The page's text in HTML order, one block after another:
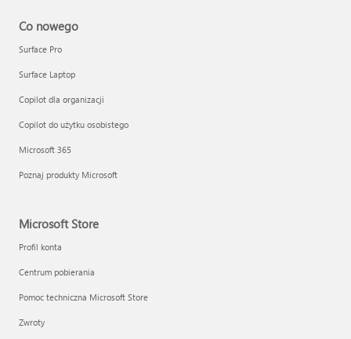
Co nowego
Surface Pro
Surface Laptop
Copilot dla organizacji
Copilot do użytku osobistego
Microsoft 365
Poznaj produkty Microsoft
Microsoft Store
Profil konta
Centrum pobierania
Pomoc techniczna Microsoft Store
Zwroty